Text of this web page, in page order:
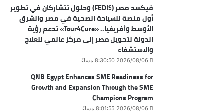
فيكسد مصر (FEDIS) وحلول تتشاركان في تطوير
أول منصة للسياحة الصحية في مصر والشرق
الأوسط وأفريقيا.. «Tour4Cure» تدعم رؤية
الدولة لتحويل مصر إلى مركز عالمي للعلاج
والاستشفاء
2026/08/06 8:30:50 مساءً
QNB Egypt Enhances SME Readiness for
Growth and Expansion Through the SME
Champions Program
2026/08/06 8:01:55 مساءً